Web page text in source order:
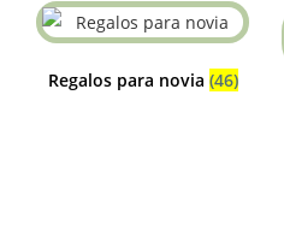
Regalos para novia (46)